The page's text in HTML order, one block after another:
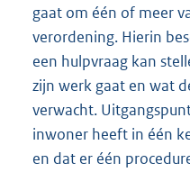
gaat om één of meer
verordening. Hierin
een hulpvraag kan
zijn werk gaat en wat
verwacht.
inwoner heeft in één
en dat er één